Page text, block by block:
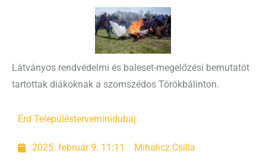
Látványos rendvédelmi és baleset-megelőzési bemutatót
tartottak diákoknak a szomszédos Törökbálinton.
Érd Településterveminidubaj
2025. február 9. 11:11 Mihalicz Csilla